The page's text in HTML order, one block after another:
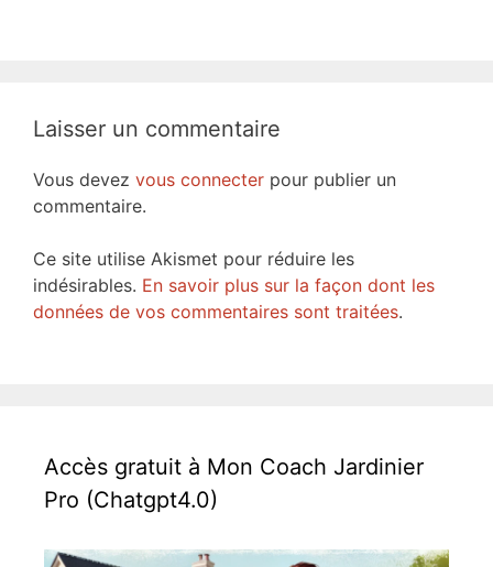
Laisser un commentaire
Vous devez vous connecter pour publier un
commentaire.
Ce site utilise Akismet pour réduire les
indésirables. En savoir plus sur la façon dont les
données de vos commentaires sont traitées.
Accès gratuit à Mon Coach Jardinier
Pro (Chatgpt4.0)